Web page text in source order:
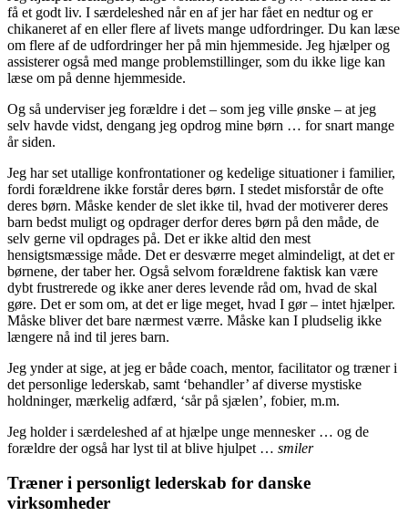
få et godt liv. I særdeleshed når en af jer har fået en nedtur og er
chikaneret af en eller flere af livets mange udfordringer. Du kan læse
om flere af de udfordringer her på min hjemmeside. Jeg hjælper og
assisterer også med mange problemstillinger, som du ikke lige kan
læse om på denne hjemmeside.
Og så underviser jeg forældre i det – som jeg ville ønske – at jeg
selv havde vidst, dengang jeg opdrog mine børn … for snart mange
år siden.
Jeg har set utallige konfrontationer og kedelige situationer i familier,
fordi forældrene ikke forstår deres børn. I stedet misforstår de ofte
deres børn. Måske kender de slet ikke til, hvad der motiverer deres
barn bedst muligt og opdrager derfor deres børn på den måde, de
selv gerne vil opdrages på. Det er ikke altid den mest
hensigtsmæssige måde. Det er desværre meget almindeligt, at det er
børnene, der taber her. Også selvom forældrene faktisk kan være
dybt frustrerede og ikke aner deres levende råd om, hvad de skal
gøre. Det er som om, at det er lige meget, hvad I gør – intet hjælper.
Måske bliver det bare nærmest værre. Måske kan I pludselig ikke
længere nå ind til jeres barn.
Jeg ynder at sige, at jeg er både coach, mentor, facilitator og træner i
det personlige lederskab, samt ‘behandler’ af diverse mystiske
holdninger, mærkelig adfærd, ‘sår på sjælen’, fobier, m.m.
Jeg holder i særdeleshed af at hjælpe unge mennesker … og de
forældre der også har lyst til at blive hjulpet … smiler
Træner i personligt lederskab for danske
virksomheder